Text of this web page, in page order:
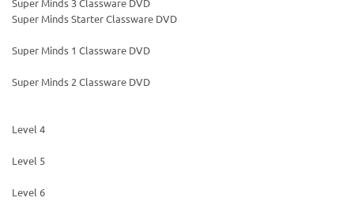
Super Minds 3 Classware DVD
Super Minds Starter Classware DVD
Super Minds 1 Classware DVD
Super Minds 2 Classware DVD
Level 4
Level 5
Level 6